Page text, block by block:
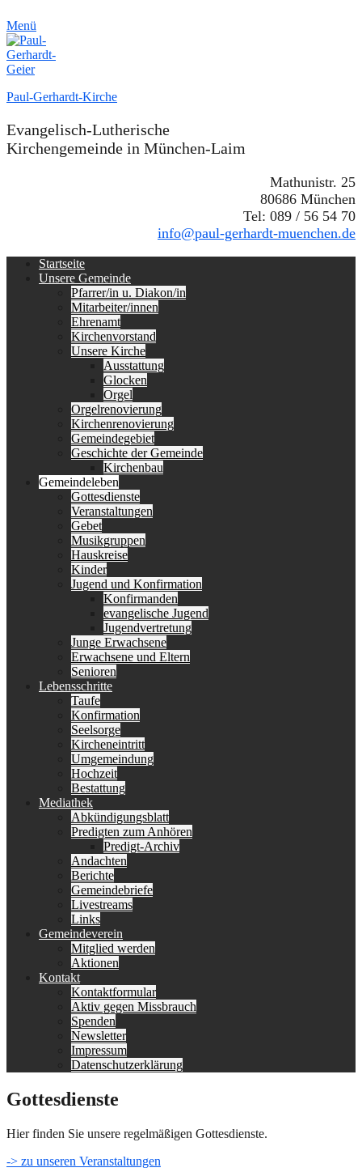
Menü
Paul-Gerhardt-Kirche
Evangelisch-Lutherische
Kirchengemeinde in München-Laim
Mathunistr. 25
80686 München
Tel: 089 / 56 54 70
info@paul-gerhardt-muenchen.de
Erstes
Menü
Startseite
Unsere Gemeinde
Pfarrer/in u. Diakon/in
Mitarbeiter/innen
Ehrenamt
Kirchenvorstand
Unsere Kirche
Ausstattung
Glocken
Orgel
Orgelrenovierung
Kirchenrenovierung
Gemeindegebiet
Geschichte der Gemeinde
Kirchenbau
Gemeindeleben
Gottesdienste
Veranstaltungen
Gebet
Musikgruppen
Hauskreise
Kinder
Jugend und Konfirmation
Konfirmanden
evangelische Jugend
Jugendvertretung
Junge Erwachsene
Erwachsene und Eltern
Senioren
Lebensschritte
Taufe
Konfirmation
Seelsorge
Kircheneintritt
Umgemeindung
Hochzeit
Bestattung
Mediathek
Abkündigungsblatt
Predigten zum Anhören
Predigt-Archiv
Andachten
Berichte
Gemeindebriefe
Livestreams
Links
Gemeindeverein
Mitglied werden
Aktionen
Kontakt
Kontaktformular
Aktiv gegen Missbrauch
Spenden
Newsletter
Impressum
Datenschutzerklärung
Gottesdienste
Hier finden Sie unsere regelmäßigen Gottesdienste.
-> zu unseren Veranstaltungen